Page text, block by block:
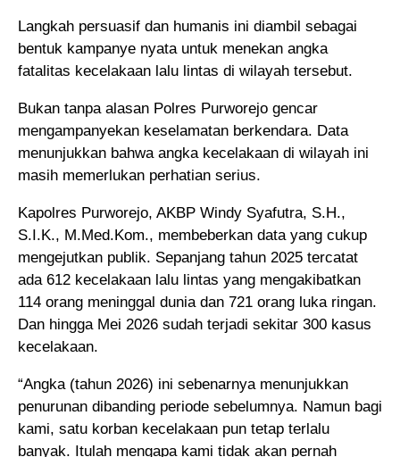
Langkah persuasif dan humanis ini diambil sebagai
bentuk kampanye nyata untuk menekan angka
fatalitas kecelakaan lalu lintas di wilayah tersebut.
Bukan tanpa alasan Polres Purworejo gencar
mengampanyekan keselamatan berkendara. Data
menunjukkan bahwa angka kecelakaan di wilayah ini
masih memerlukan perhatian serius.
Kapolres Purworejo, AKBP Windy Syafutra, S.H.,
S.I.K., M.Med.Kom., membeberkan data yang cukup
mengejutkan publik. Sepanjang tahun 2025 tercatat
ada 612 kecelakaan lalu lintas yang mengakibatkan
114 orang meninggal dunia dan 721 orang luka ringan.
Dan hingga Mei 2026 sudah terjadi sekitar 300 kasus
kecelakaan.
“Angka (tahun 2026) ini sebenarnya menunjukkan
penurunan dibanding periode sebelumnya. Namun bagi
kami, satu korban kecelakaan pun tetap terlalu
banyak. Itulah mengapa kami tidak akan pernah